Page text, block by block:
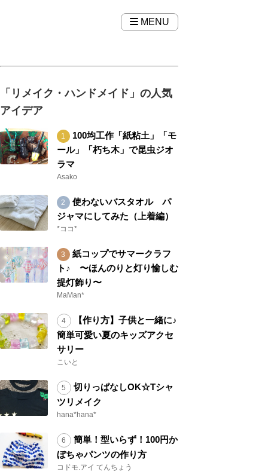
MENU
「リメイク・ハンドメイド」の人気
アイデア
100均工作「紙粘土」「モ
ール」「朽ち木」で昆虫ジオ
ラマ
Asako
使わないバスタオル パ
ジャマにしてみた（上着編）
*ココ*
紙コップでサマークラフ
ト♪ 〜ほんのりと灯り愉しむ
提灯飾り〜
MaMan*
【作り方】子供と一緒に♪
簡単可愛い夏のキッズアクセ
サリー
こいと
切りっぱなしOK☆Tシャ
ツリメイク
hana*hana*
簡単！型いらず！100円か
ぼちゃパンツの作り方
コドモ.アイ てんちょう